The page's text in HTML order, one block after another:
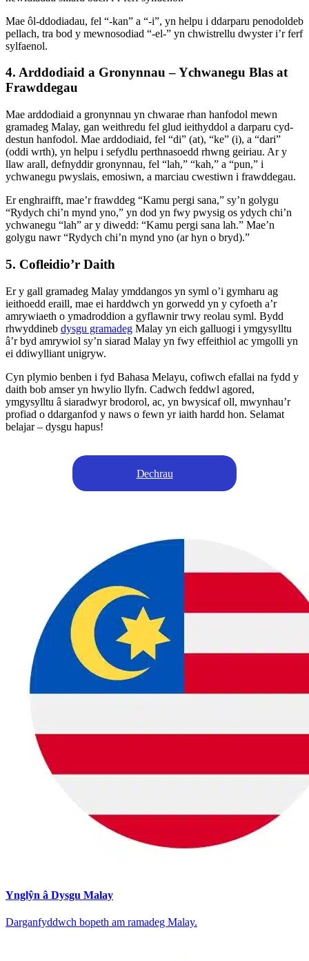
Mae ôl-ddodiadau, fel “-kan” a “-i”, yn helpu i ddarparu penodoldeb
pellach, tra bod y mewnosodiad “-el-” yn chwistrellu dwyster i’r ferf
sylfaenol.
4. Arddodiaid a Gronynnau – Ychwanegu Blas at
Frawddegau
Mae arddodiaid a gronynnau yn chwarae rhan hanfodol mewn
gramadeg Malay, gan weithredu fel glud ieithyddol a darparu cyd-
destun hanfodol. Mae arddodiaid, fel “di” (at), “ke” (i), a “dari”
(oddi wrth), yn helpu i sefydlu perthnasoedd rhwng geiriau. Ar y
llaw arall, defnyddir gronynnau, fel “lah,” “kah,” a “pun,” i
ychwanegu pwyslais, emosiwn, a marciau cwestiwn i frawddegau.
Er enghraifft, mae’r frawddeg “Kamu pergi sana,” sy’n golygu
“Rydych chi’n mynd yno,” yn dod yn fwy pwysig os ydych chi’n
ychwanegu “lah” ar y diwedd: “Kamu pergi sana lah.” Mae’n
golygu nawr “Rydych chi’n mynd yno (ar hyn o bryd).”
5. Cofleidio’r Daith
Er y gall gramadeg Malay ymddangos yn syml o’i gymharu ag
ieithoedd eraill, mae ei harddwch yn gorwedd yn y cyfoeth a’r
amrywiaeth o ymadroddion a gyflawnir trwy reolau syml. Bydd
rhwyddineb dysgu gramadeg Malay yn eich galluogi i ymgysylltu
â’r byd amrywiol sy’n siarad Malay yn fwy effeithiol ac ymgolli yn
ei ddiwylliant unigryw.
Cyn plymio benben i fyd Bahasa Melayu, cofiwch efallai na fydd y
daith bob amser yn hwylio llyfn. Cadwch feddwl agored,
ymgysylltu â siaradwyr brodorol, ac, yn bwysicaf oll, mwynhau’r
profiad o ddarganfod y naws o fewn yr iaith hardd hon. Selamat
belajar – dysgu hapus!
Dechrau
Ynglŷn â Dysgu Malay
Darganfyddwch bopeth am ramadeg Malay.